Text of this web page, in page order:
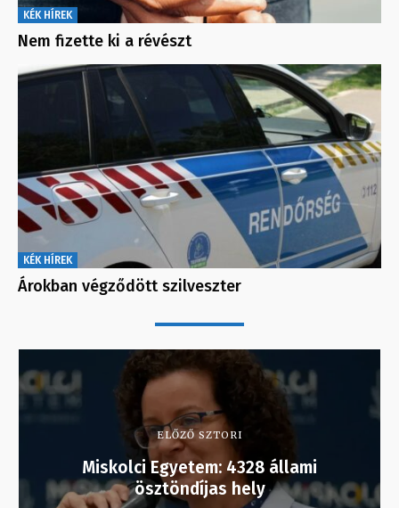
KÉK HÍREK
Nem fizette ki a révészt
KÉK HÍREK
Árokban végződött szilveszter
ELŐZŐ SZTORI
Miskolci Egyetem: 4328 állami
ösztöndíjas hely